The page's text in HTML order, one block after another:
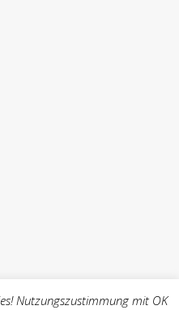
Nutzungszustimmung mit OK